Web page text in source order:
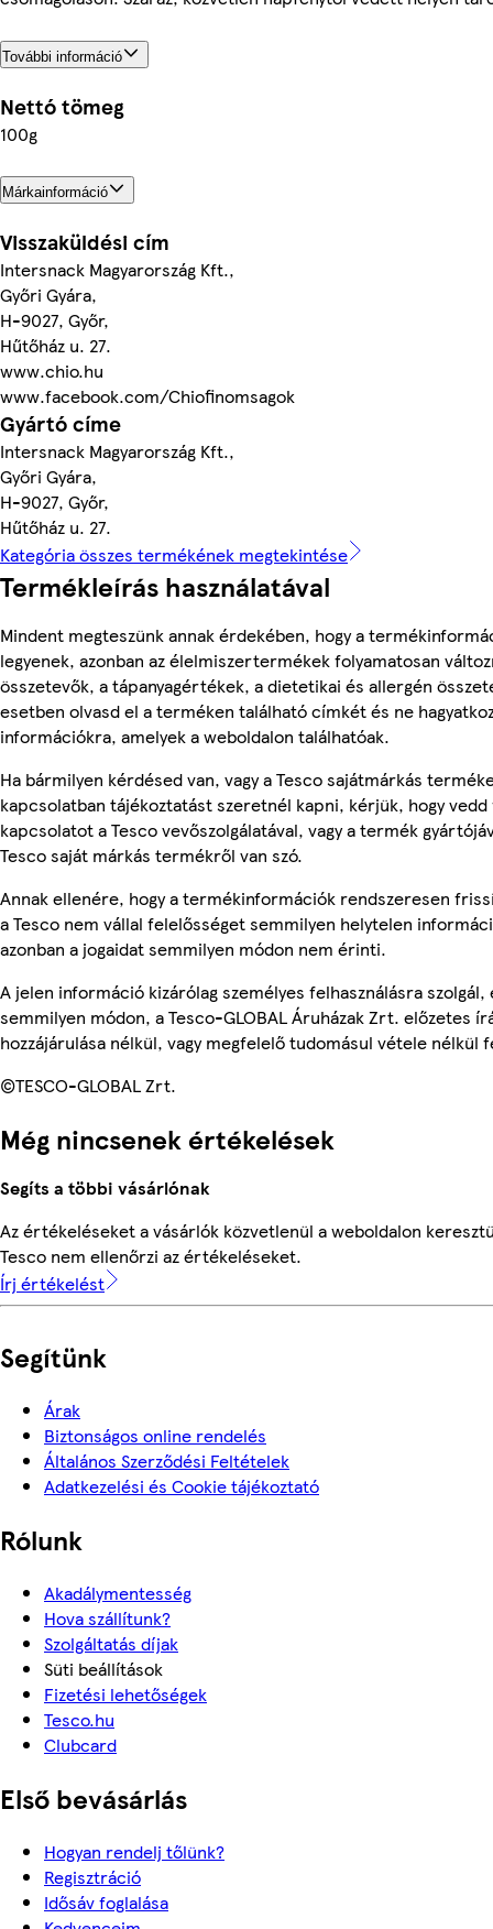
További információ
Nettó tömeg
100g
Márkainformáció
Visszaküldési cím
Intersnack Magyarország Kft.,
Győri Gyára,
H-9027, Győr,
Hűtőház u. 27.
www.chio.hu
www.facebook.com/Chiofinomsagok
Gyártó címe
Intersnack Magyarország Kft.,
Győri Gyára,
H-9027, Győr,
Hűtőház u. 27.
Kategória összes termékének megtekintése
Termékleírás használatával
Mindent megteszünk annak érdekében, hogy a
legyenek, azonban az élelmiszertermékek folyamatosan
összetevők, a tápanyagértékek, a dietetikai és allergén
esetben olvasd el a terméken található címkét és ne
információkra, amelyek a weboldalon találhatóak.
Ha bármilyen kérdésed van, vagy a Tesco sajátmárkás
kapcsolatban tájékoztatást szeretnél kapni, kérjük, hogy vedd
kapcsolatot a Tesco vevőszolgálatával, vagy a termék
Tesco saját márkás termékről van szó.
Annak ellenére, hogy a termékinformációk rendszeresen
a Tesco nem vállal felelősséget semmilyen helytelen
azonban a jogaidat semmilyen módon nem érinti.
A jelen információ kizárólag személyes felhasználásra
semmilyen módon, a Tesco-GLOBAL Áruházak Zrt. előzetes
hozzájárulása nélkül, vagy megfelelő tudomásul vétele nélkül
©TESCO-GLOBAL Zrt.
Még nincsenek értékelések
Segíts a többi vásárlónak
Az értékeléseket a vásárlók közvetlenül a weboldalon
Tesco nem ellenőrzi az értékeléseket.
Írj értékelést
Segítünk
Árak
Biztonságos online rendelés
Általános Szerződési Feltételek
Adatkezelési és Cookie tájékoztató
Rólunk
Akadálymentesség
Hova szállítunk?
Szolgáltatás díjak
Süti beállítások
Fizetési lehetőségek
Tesco.hu
Clubcard
Első bevásárlás
Hogyan rendelj tőlünk?
Regisztráció
Idősáv foglalása